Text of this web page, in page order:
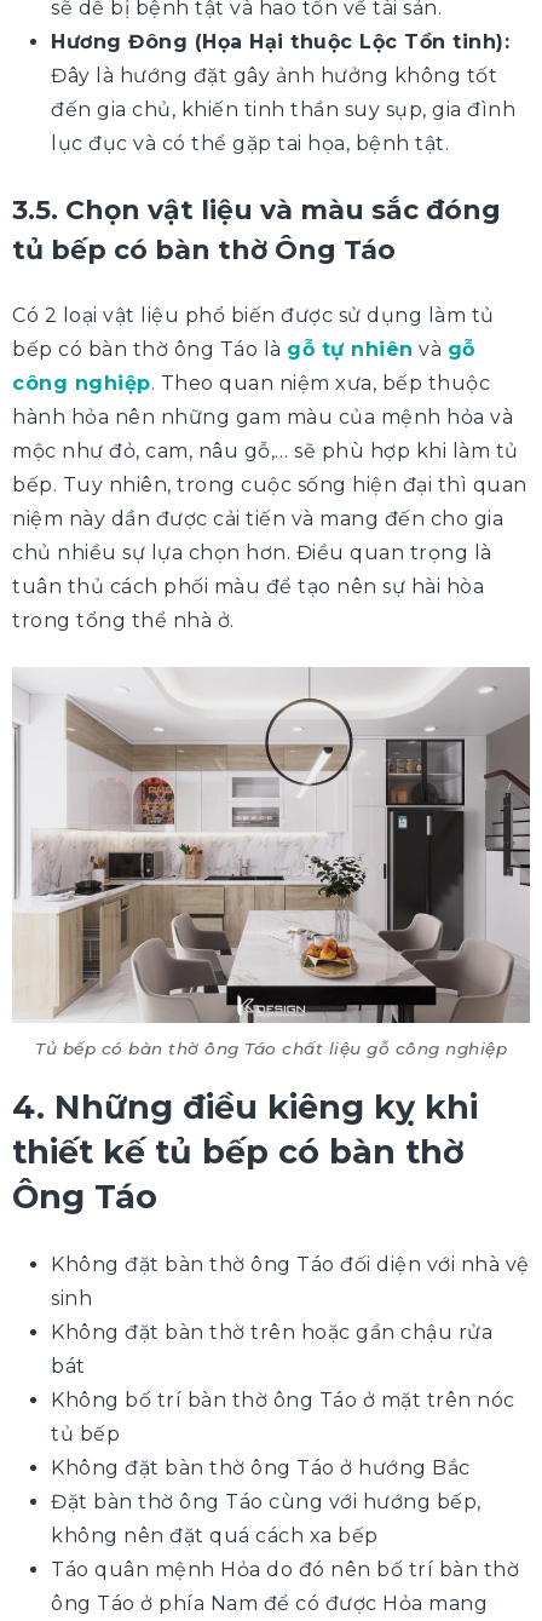
sẽ dễ bị bệnh tật và hao tổn về tài sản.
Hương Đông (Họa Hại thuộc Lộc Tồn tinh):
Đây là hướng đặt gây ảnh hưởng không tốt
đến gia chủ, khiến tinh thần suy sụp, gia đình
lục đục và có thể gặp tai họa, bệnh tật.
3.5. Chọn vật liệu và màu sắc đóng
tủ bếp có bàn thờ Ông Táo
Có 2 loại vật liệu phổ biến được sử dụng làm tủ
bếp có bàn thờ ông Táo là gỗ tự nhiên và gỗ
công nghiệp. Theo quan niệm xưa, bếp thuộc
hành hỏa nên những gam màu của mệnh hỏa và
mộc như đỏ, cam, nâu gỗ,… sẽ phù hợp khi làm tủ
bếp. Tuy nhiên, trong cuộc sống hiện đại thì quan
niệm này dần được cải tiến và mang đến cho gia
chủ nhiều sự lựa chọn hơn. Điều quan trọng là
tuân thủ cách phối màu để tạo nên sự hài hòa
trong tổng thể nhà ở.
Tủ bếp có bàn thờ ông Táo chất liệu gỗ công nghiệp
4. Những điều kiêng kỵ khi
thiết kế tủ bếp có bàn thờ
Ông Táo
Không đặt bàn thờ ông Táo đối diện với nhà vệ
sinh
Không đặt bàn thờ trên hoặc gần chậu rửa
bát
Không bố trí bàn thờ ông Táo ở mặt trên nóc
tủ bếp
Không đặt bàn thờ ông Táo ở hướng Bắc
Đặt bàn thờ ông Táo cùng với hướng bếp,
không nên đặt quá cách xa bếp
Táo quân mệnh Hỏa do đó nên bố trí bàn thờ
ông Táo ở phía Nam để có được Hỏa mang